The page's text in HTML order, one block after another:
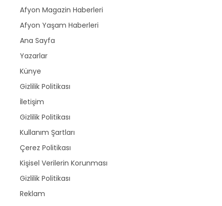
Afyon Magazin Haberleri
Afyon Yaşam Haberleri
Ana Sayfa
Yazarlar
Künye
Gizlilik Politikası
İletişim
Gizlilik Politikası
Kullanım Şartları
Çerez Politikası
Kişisel Verilerin Korunması
Gizlilik Politikası
Reklam